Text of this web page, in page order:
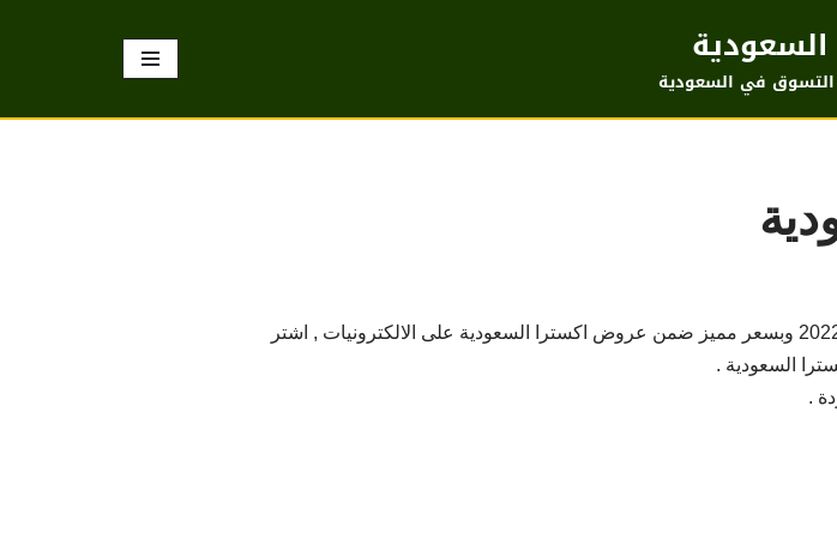
التسوق في السعودية
اقتني الان راوتر هواوي مع عروض و تخفيضات اكسترا بمناسبة شتاء 2022 وبسعر مميز ضمن عروض اكسترا السعودية على الالكترونيات , اشتر
السعودية .
.